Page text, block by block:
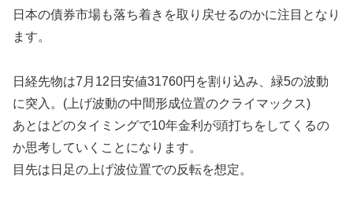
日本の債券市場も落ち着きを取り戻せるのかに注目となり
ます。
日経先物は7月12日安値31760円を割り込み、緑5の波動
に突入。(上げ波動の中間形成位置のクライマックス)
あとはどのタイミングで10年金利が頭打ちをしてくるの
か思考していくことになります。
目先は日足の上げ波位置での反転を想定。